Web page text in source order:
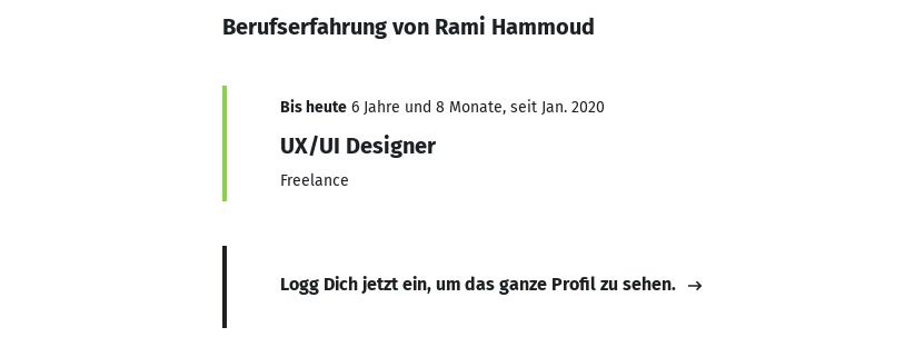
Berufserfahrung von Rami Hammoud
Bis heute 6 Jahre und 8 Monate, seit Jan. 2020
UX/UI Designer
Freelance
Logg Dich jetzt ein, um das ganze Profil zu sehen.